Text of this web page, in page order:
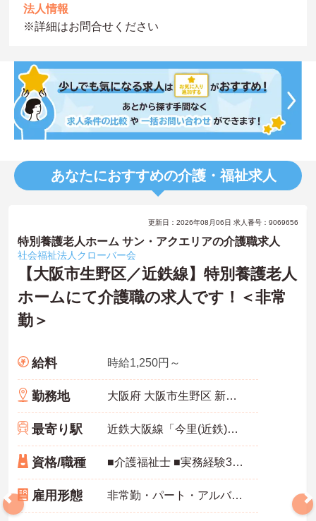
法人情報
※詳細はお問合せください
あなたにおすすめの介護・福祉求人
更新日：2026年08月06日 求人番号：9069656
特別養護老人ホーム サン・アクエリアの介護職求人
社会福祉法人クローバー会
【大阪市生野区／近鉄線】特別養護老人
ホームにて介護職の求人です！＜非常
勤＞
給料 時給1,250円～
勤務地 大阪府 大阪市生野区 新今里4丁目11番17号
最寄り駅 近鉄大阪線「今里(近鉄)駅」徒歩5分
資格/職種 ■介護福祉士 ■実務経験3年以上ある方
雇用形態 非常勤・パート・アルバイト